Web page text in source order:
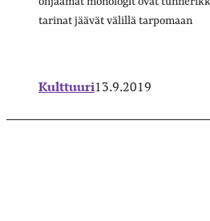
tarinat jäävät välillä tarpomaan
Kulttuuri13.9.2019